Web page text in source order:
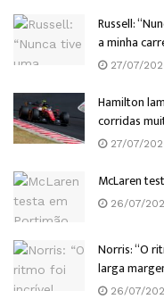
Russell:
a minha
27/07/
Hamilton
corridas
27/07/
McLaren
26/07/
Norris: “O
larga
26/07/